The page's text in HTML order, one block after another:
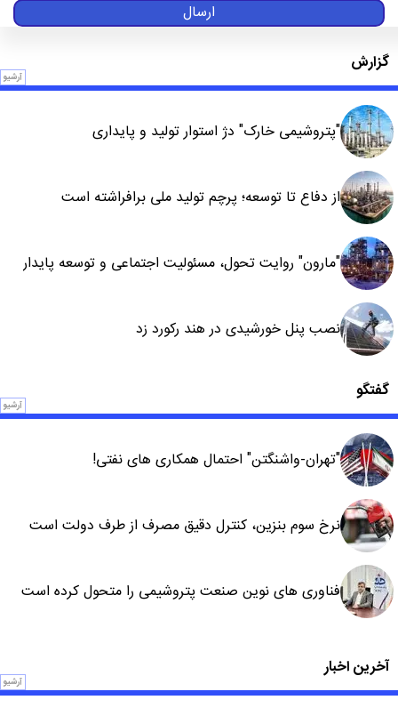
ارسال
گزارش
آرشیو
"پتروشیمی خارک" دژ استوار تولید و پایداری
از دفاع تا توسعه؛ پرچم تولید ملی برافراشته است
"مارون" روایت تحول، مسئولیت اجتماعی و توسعه پایدار
نصب پنل خورشیدی در هند رکورد زد
گفتگو
آرشیو
"تهران-واشنگتن" احتمال همکاری های نفتی!
نرخ سوم بنزین، کنترل دقیق مصرف از طرف دولت است
فناوری های نوین صنعت پتروشیمی را متحول کرده است
آخرین اخبار
آرشیو